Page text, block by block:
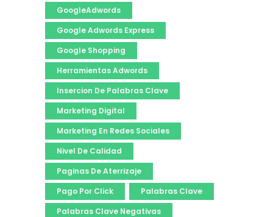
GoogleAdwords
Google Adwords Express
Google Shopping
Herramientas Adwords
Insercion De Palabras Clave
Marketing Digital
Marketing En Redes Sociales
Nivel De Calidad
Paginas De Aterrizaje
Pago Por Click
Palabras Clave
Palabras Clave Negativas